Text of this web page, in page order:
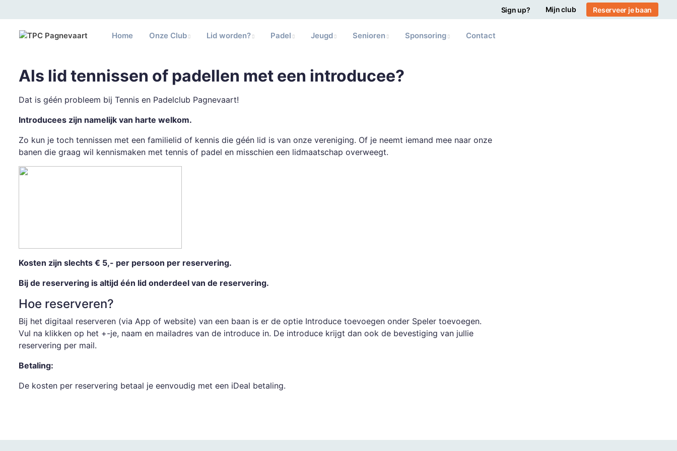
Sign up? Mijn club Reserveer je baan
Home Onze Club Lid worden? Padel Jeugd Senioren Sponsoring Contact
Als lid tennissen of padellen met een introducee?
Dat is géén probleem bij Tennis en Padelclub Pagnevaart!
Introducees zijn namelijk van harte welkom.
Zo kun je toch tennissen met een familielid of kennis die géén lid is van onze vereniging. Of je neemt iemand mee naar onze
banen die graag wil kennismaken met tennis of padel en misschien een lidmaatschap overweegt.
Kosten zijn slechts € 5,- per persoon per reservering.
Bij de reservering is altijd één lid onderdeel van de reservering.
Hoe reserveren?
Bij het digitaal reserveren (via App of website) van een baan is er de optie Introduce toevoegen onder Speler toevoegen.
Vul na klikken op het +-je, naam en mailadres van de introduce in. De introduce krijgt dan ook de bevestiging van jullie
reservering per mail.
Betaling:
De kosten per reservering betaal je eenvoudig met een iDeal betaling.